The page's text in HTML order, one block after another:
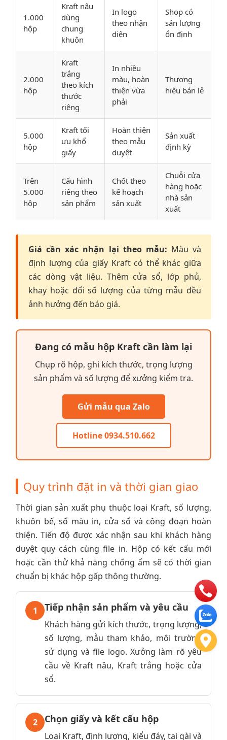
1.000
hộp
Kraft nâu
dùng
chung
khuôn
In logo
theo nhận
diện
Shop có
sản lượng
ổn định
2.000
hộp
Kraft
trắng
theo kích
thước
riêng
In nhiều
màu, hoàn
thiện vừa
phải
Thương
hiệu bán lẻ
5.000
hộp
Kraft tối
ưu khổ
giấy
Hoàn thiện
theo mẫu
duyệt
Sản xuất
định kỳ
Trên
5.000
hộp
Cấu hình
riêng theo
sản phẩm
Chốt theo
kế hoạch
sản xuất
Chuỗi cửa
hàng hoặc
nhà sản
xuất
Giá cần xác nhận lại theo mẫu: Màu và
định lượng của giấy Kraft có thể khác giữa
các dòng vật liệu. Thêm cửa sổ, lớp phủ,
khay hoặc đổi số lượng của từng mẫu đều
ảnh hưởng đến báo giá.
Đang có mẫu hộp Kraft cần làm lại
Chụp rõ hộp, ghi kích thước, trọng lượng
sản phẩm và số lượng để xưởng kiểm tra.
Gửi mẫu qua Zalo
Hotline 0934.510.662
Quy trình đặt in và thời gian giao
Thời gian sản xuất phụ thuộc loại Kraft, số lượng,
khuôn bế, số màu in, cửa sổ và công đoạn hoàn
thiện. Tiến độ được xác nhận sau khi khách hàng
duyệt quy cách cùng file in. Hộp có kết cấu mới
hoặc cần thử khả năng chống ẩm sẽ có thời gian
chuẩn bị khác hộp gấp thông thường.
1 Tiếp nhận sản phẩm và yêu cầu
Khách hàng gửi kích thước, trọng lượng,
số lượng, mẫu tham khảo, môi trường
sử dụng và file logo. Xưởng làm rõ yêu
cầu về Kraft nâu, Kraft trắng hoặc cửa
sổ.
2 Chọn giấy và kết cấu hộp
Loại Kraft, định lượng, kiểu đáy, tai gài và